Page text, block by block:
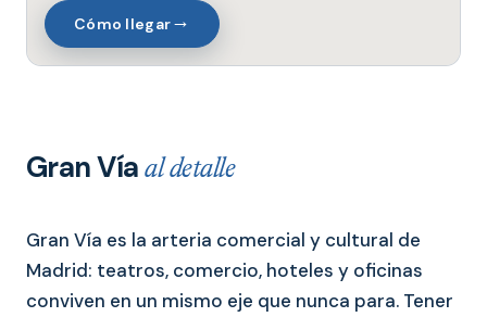
Cómo llegar→
Gran Víaal detalle
Gran Vía es la arteria comercial y cultural de
Madrid: teatros, comercio, hoteles y oficinas
conviven en un mismo eje que nunca para. Tener